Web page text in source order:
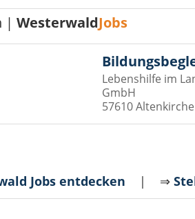
|WesterwaldJobs
Lebenshilfe im
GmbH
57610
Jobs entdecken | ⇒